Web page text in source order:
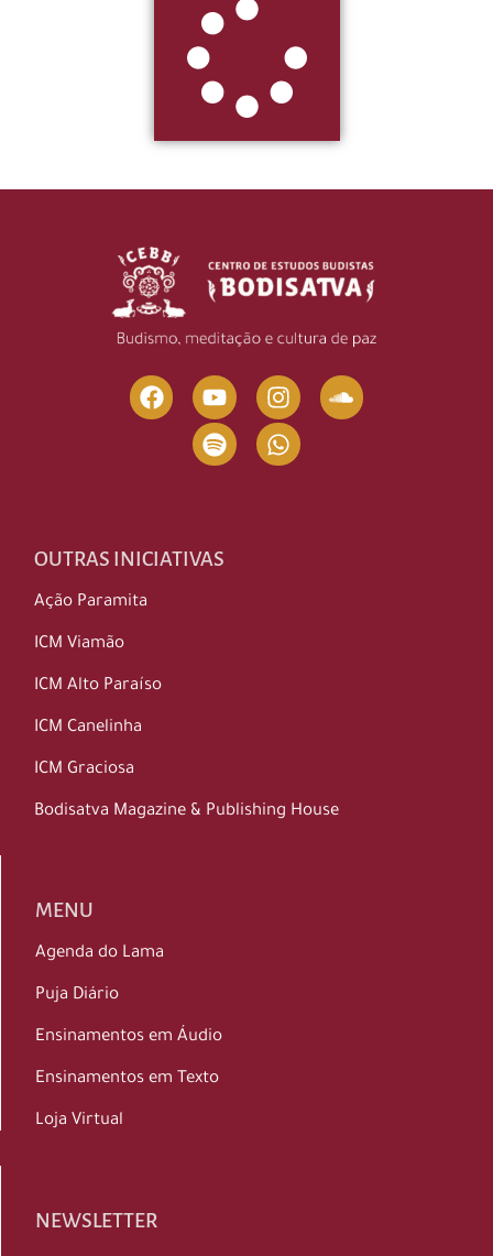
OUTRAS INICIATIVAS
Ação Paramita
ICM Viamão
ICM Alto Paraíso
ICM Canelinha
ICM Graciosa
Bodisatva Magazine & Publishing House
MENU
Agenda do Lama
Puja Diário
Ensinamentos em Áudio
Ensinamentos em Texto
Loja Virtual
NEWSLETTER